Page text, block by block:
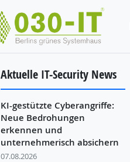
Aktuelle IT-Security News
KI-gestützte Cyberangriffe:
Neue Bedrohungen
erkennen und
unternehmerisch absichern
07.08.2026